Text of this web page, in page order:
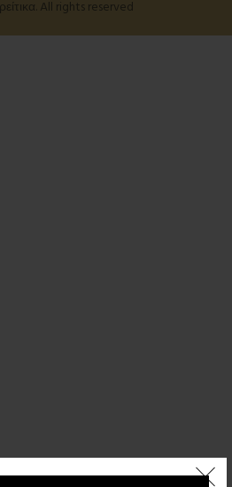
All rights reserved